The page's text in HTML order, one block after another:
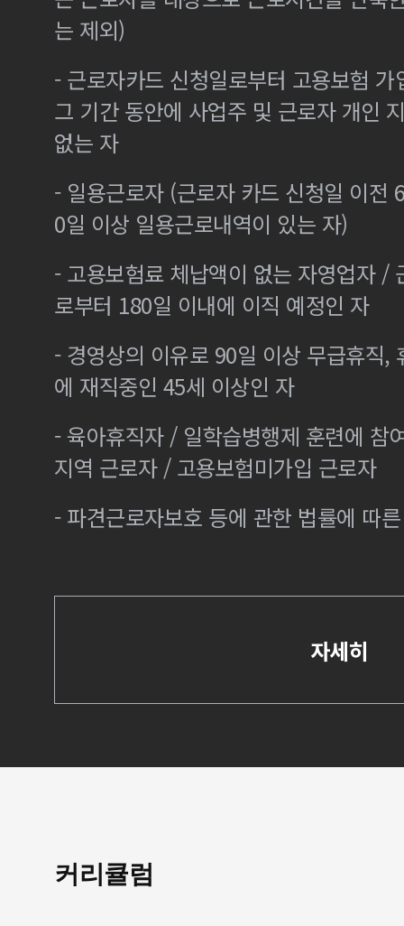
는 제외)
- 근로자카드 신청일로부터 고용보험
그 기간 동안에 사업주 및 근로자 개인
없는 자
- 일용근로자 (근로자 카드 신청일 이전
0일 이상 일용근로내역이 있는 자)
- 고용보험료 체납액이 없는 자영업자 /
로부터 180일 이내에 이직 예정인 자
- 경영상의 이유로 90일 이상 무급휴직,
에 재직중인 45세 이상인 자
- 육아휴직자 / 일학습병행제 훈련에 참
지역 근로자 / 고용보험미가입 근로자
- 파견근로자보호 등에 관한 법률에 따
자세히
커리큘럼